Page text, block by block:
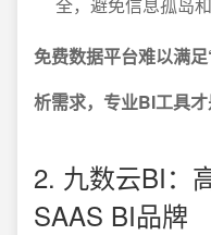
免费数据平台难以满
析需求，专业BI工具
2. 九数云BI：
SAAS BI品牌